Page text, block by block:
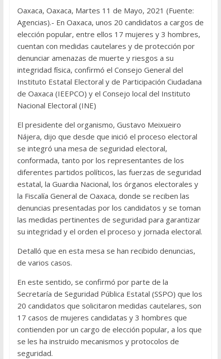
Oaxaca, Oaxaca, Martes 11 de Mayo, 2021 (Fuente:
Agencias).- En Oaxaca, unos 20 candidatos a cargos de
elección popular, entre ellos 17 mujeres y 3 hombres,
cuentan con medidas cautelares y de protección por
denunciar amenazas de muerte y riesgos a su
integridad física, confirmó el Consejo General del
Instituto Estatal Electoral y de Participación Ciudadana
de Oaxaca (IEEPCO) y el Consejo local del Instituto
Nacional Electoral (INE)
El presidente del organismo, Gustavo Meixueiro
Nájera, dijo que desde que inició el proceso electoral
se integró una mesa de seguridad electoral,
conformada, tanto por los representantes de los
diferentes partidos políticos, las fuerzas de seguridad
estatal, la Guardia Nacional, los órganos electorales y
la Fiscalía General de Oaxaca, donde se reciben las
denuncias presentadas por los candidatos y se toman
las medidas pertinentes de seguridad para garantizar
su integridad y el orden el proceso y jornada electoral.
Detalló que en esta mesa se han recibido denuncias,
de varios casos.
En este sentido, se confirmó por parte de la
Secretaría de Seguridad Pública Estatal (SSPO) que los
20 candidatos que solicitaron medidas cautelares, son
17 casos de mujeres candidatas y 3 hombres que
contienden por un cargo de elección popular, a los que
se les ha instruido mecanismos y protocolos de
seguridad.